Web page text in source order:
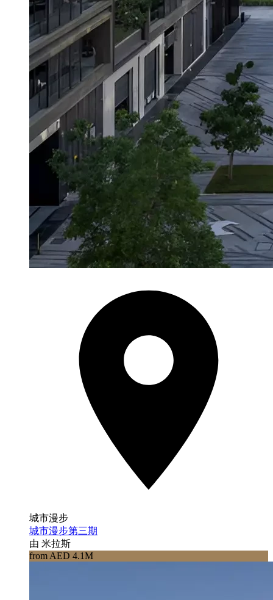
城市漫步
城市漫步第三期
由 米拉斯
from AED 4.1M